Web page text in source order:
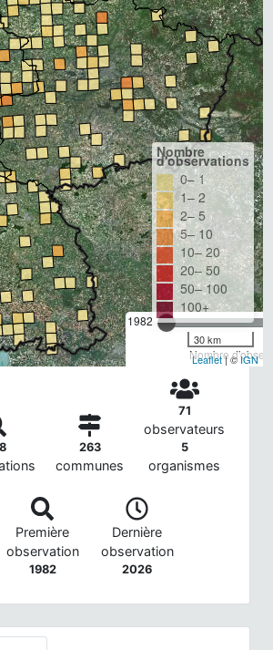
1982
Nombre
Nombre
d'observations
0– 1
1– 2
2– 5
5– 10
10– 20
20– 50
50– 100
100+
30 km
Leaflet| ©IGN
263
communes
71
observateurs
5
organismes
Première
observation
1982
Dernière
observation
2026